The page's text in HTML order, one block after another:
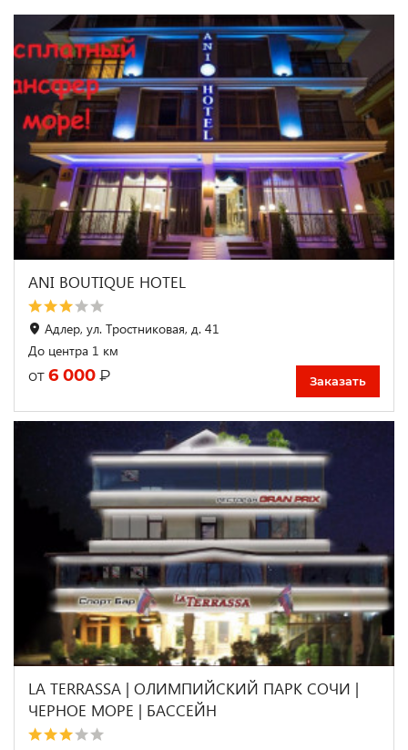
ANI BOUTIQUE HOTEL
Адлер, ул. Тростниковая, д. 41
До центра 1 км
от 6 000 ₽ Заказать
LA TERRASSA | ОЛИМПИЙСКИЙ ПАРК СОЧИ |
ЧЕРНОЕ МОРЕ | БАССЕЙН